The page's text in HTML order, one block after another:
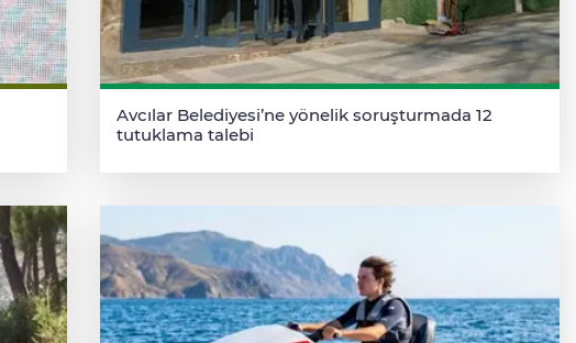
Avcılar Belediyesi’ne yönelik soruşturmada 12
tutuklama talebi